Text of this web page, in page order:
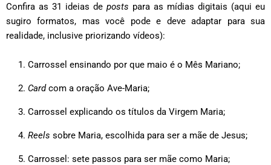
Confira as 31 ideias de posts para as mídias digitais (aqui eu
sugiro formatos, mas você pode e deve adaptar para sua
realidade, inclusive priorizando vídeos):
Carrossel ensinando por que maio é o Mês Mariano;
Cardcom a oração Ave-Maria;
Carrossel explicando os títulos da Virgem Maria;
Reels sobre Maria, escolhida para ser a mãe de Jesus;
Carrossel: sete passos para ser mãe como Maria;